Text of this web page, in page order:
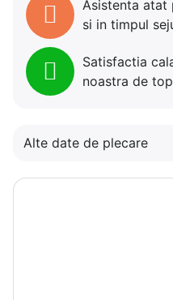
Asistenta atat
si in timpul
Satisfactia
noastra de top
Alte date de plecare